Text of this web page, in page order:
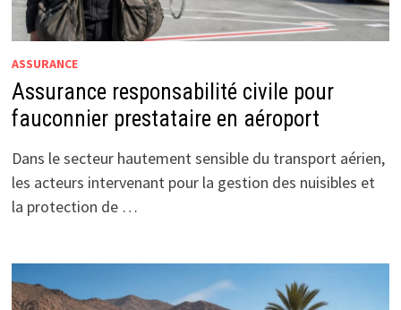
ASSURANCE
Assurance responsabilité civile pour
fauconnier prestataire en aéroport
Dans le secteur hautement sensible du transport aérien,
les acteurs intervenant pour la gestion des nuisibles et
la protection de …